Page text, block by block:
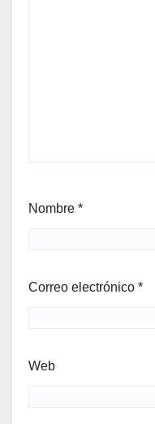
Nombre *
Correo electrónico *
Web